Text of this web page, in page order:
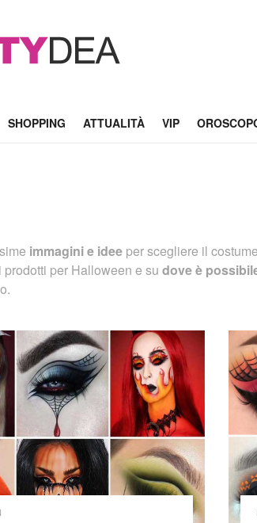
SHOPPING ATTUALITÀ VIP
immagini e idee per scegliere il
prodotti per Halloween e su dove è